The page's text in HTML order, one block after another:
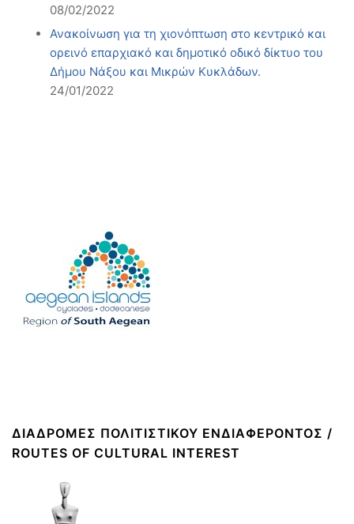
08/02/2022
Ανακοίνωση για τη χιονόπτωση στο κεντρικό και
ορεινό επαρχιακό και δημοτικό οδικό δίκτυο του
Δήμου Νάξου και Μικρών Κυκλάδων.
24/01/2022
ΔΙΑΔΡΟΜΈΣ ΠΟΛΙΤΙΣΤΙΚΟΎ ΕΝΔΙΑΦΈΡΟΝΤΟΣ /
ROUTES OF CULTURAL INTEREST